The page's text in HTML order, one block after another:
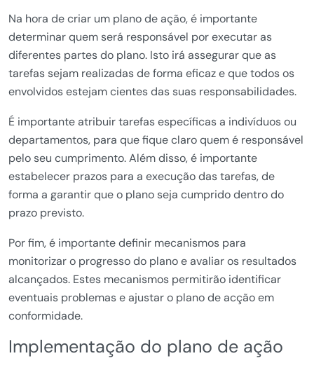
Na hora de criar um plano de ação, é importante
determinar quem será responsável por executar as
diferentes partes do plano. Isto irá assegurar que as
tarefas sejam realizadas de forma eficaz e que todos os
envolvidos estejam cientes das suas responsabilidades.
É importante atribuir tarefas específicas a indivíduos ou
departamentos, para que fique claro quem é responsável
pelo seu cumprimento. Além disso, é importante
estabelecer prazos para a execução das tarefas, de
forma a garantir que o plano seja cumprido dentro do
prazo previsto.
Por fim, é importante definir mecanismos para
monitorizar o progresso do plano e avaliar os resultados
alcançados. Estes mecanismos permitirão identificar
eventuais problemas e ajustar o plano de acção em
conformidade.
Implementação do plano de ação